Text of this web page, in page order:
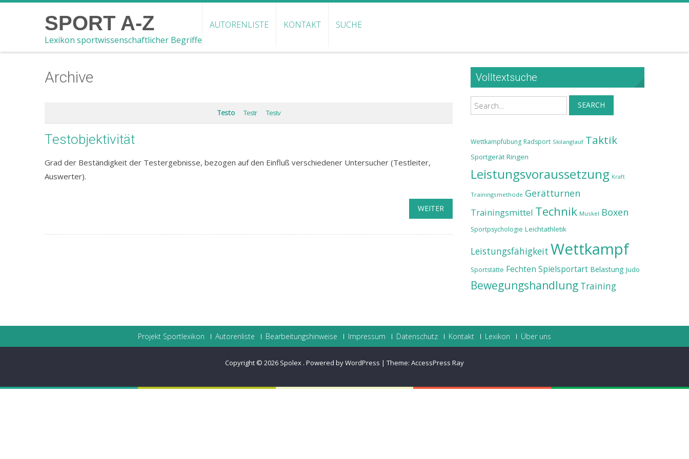
SPORT A-Z
Lexikon sportwissenschaftlicher Begriffe
AUTORENLISTE KONTAKT SUCHE
Archive
Testo Testr Testv
Testobjektivität
Grad der Beständigkeit der Testergebnisse, bezogen auf den Einfluß verschiedener Untersucher (Testleiter,
Auswerter).
WEITER
Volltextsuche
Search SEARCH
Wettkampfübung Radsport Skilanglauf Taktik
Sportgerät Ringen
Leistungsvoraussetzung Kraft
Trainingsmethode Gerätturnen
Trainingsmittel Technik Muskel Boxen
Sportpsychologie Leichtathletik
Leistungsfähigkeit Wettkampf
Sportstätte Fechten Spielsportart Belastung Judo
Bewegungshandlung Training
Projekt Sportlexikon Autorenliste Bearbeitungshinweise Impressum Datenschutz Kontakt Lexikon Über uns
Copyright © 2026 Spolex . Powered by WordPress | Theme: AccessPress Ray